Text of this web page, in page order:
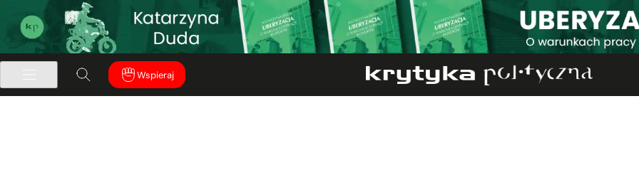
Wspieraj